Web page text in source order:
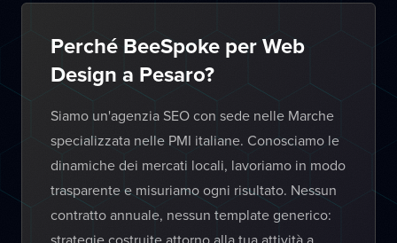
Perché BeeSpoke per Web
Design a Pesaro?
Siamo un'agenzia SEO con sede nelle Marche
specializzata nelle PMI italiane. Conosciamo le
dinamiche dei mercati locali, lavoriamo in modo
trasparente e misuriamo ogni risultato. Nessun
contratto annuale, nessun template generico: